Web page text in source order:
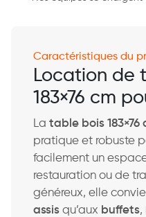
Caractéristiques du
Location de
183×76 cm
La table bois 183×76
pratique et robuste
facilement un
restauration ou de
généreux, elle
assis qu’aux buffets,